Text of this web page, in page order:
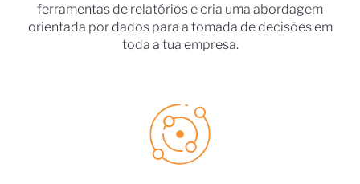
ferramentas de relatórios e cria uma abordagem
orientada por dados para a tomada de decisões em
toda a tua empresa.